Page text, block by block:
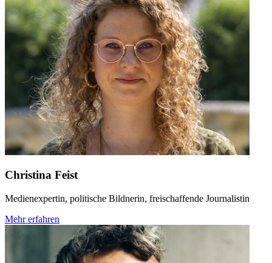
Christina Feist
Medienexpertin, politische Bildnerin, freischaffende Journalistin
Mehr erfahren